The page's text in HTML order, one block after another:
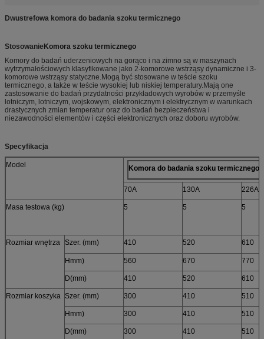
Dwustrefowa komora do badania szoku termicznego
StosowanieKomora szoku termicznego
Komory do badań uderzeniowych na gorąco i na zimno są w maszynach
wytrzymałościowych klasyfikowane jako 2-komorowe wstrząsy dynamiczne i 3-
komorowe wstrząsy statyczne.Mogą być stosowane w teście szoku
termicznego, a także w teście wysokiej lub niskiej temperatury.Mają one
zastosowanie do badań przydatności przykładowych wyrobów w przemyśle
lotniczym, lotniczym, wojskowym, elektronicznym i elektrycznym w warunkach
drastycznych zmian temperatur oraz do badań bezpieczeństwa i
niezawodności elementów i części elektronicznych oraz doboru wyrobów.
Specyfikacja
Model Komora do badania szoku termicznego
70A 130A 226A
Masa testowa (kg) 5 5 5
Rozmiar wnętrza Szer. (mm) 410 520 610
Hmm) 560 670 770
D(mm) 410 520 610
Rozmiar koszyka Szer. (mm) 300 410 510
Hmm) 300 410 510
D(mm) 300 410 510